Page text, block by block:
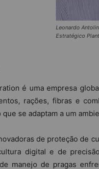
Leonardo
Estratégico
é uma empresa
rações, fibras e
se adaptam a um
de proteção de
digital e de
manejo de pragas